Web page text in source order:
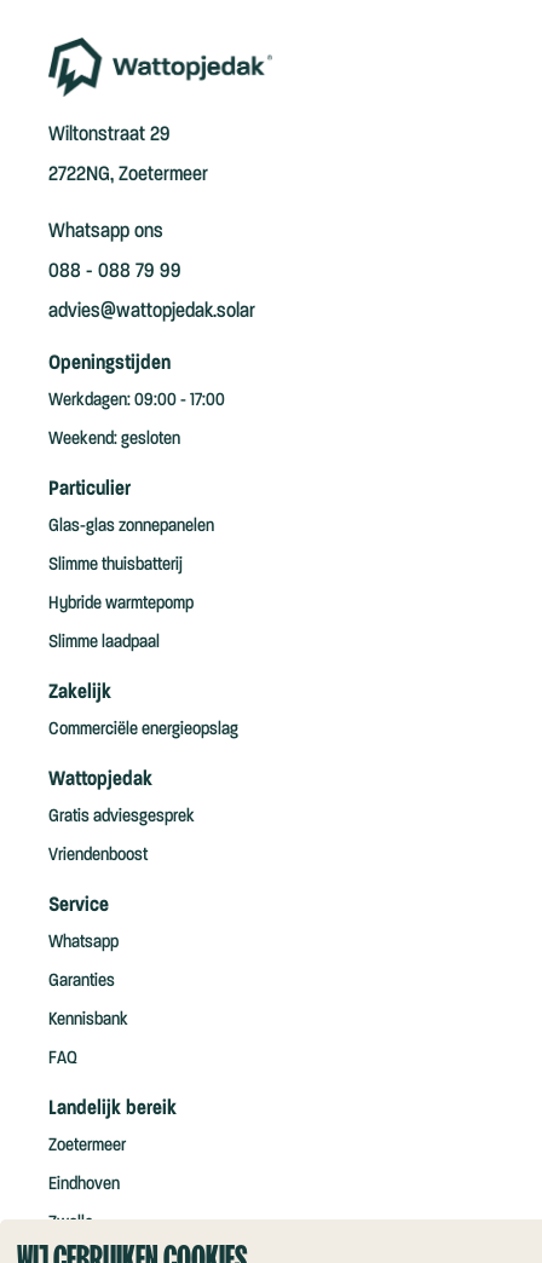
Wiltonstraat 29
2722NG, Zoetermeer
Whatsapp ons
088 - 088 79 99
advies@wattopjedak.solar
Openingstijden
Werkdagen: 09:00 - 17:00
Weekend: gesloten
Particulier
Glas-glas zonnepanelen
Slimme thuisbatterij
Hybride warmtepomp
Slimme laadpaal
Zakelijk
Commerciële energieopslag
Wattopjedak
Gratis adviesgesprek
Vriendenboost
Service
Whatsapp
Garanties
Kennisbank
FAQ
Landelijk bereik
Zoetermeer
Eindhoven
Zwolle